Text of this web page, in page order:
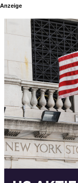
Anzeige